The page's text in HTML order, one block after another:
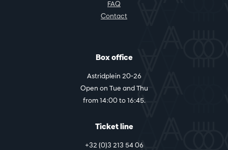
FAQ
Contact
Box office
Astridplein 20-26
Open on Tue and Thu
from 14:00 to 16:45.
Ticket line
+32 (0)3 213 54 06